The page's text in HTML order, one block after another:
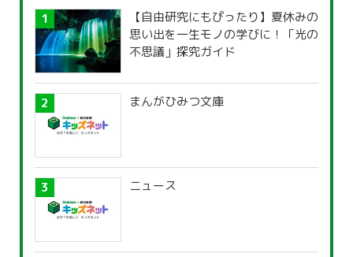
【自由研究にもぴったり】夏休みの
思い出を一生モノの学びに！「光の
不思議」探究ガイド
まんがひみつ文庫
ニュース